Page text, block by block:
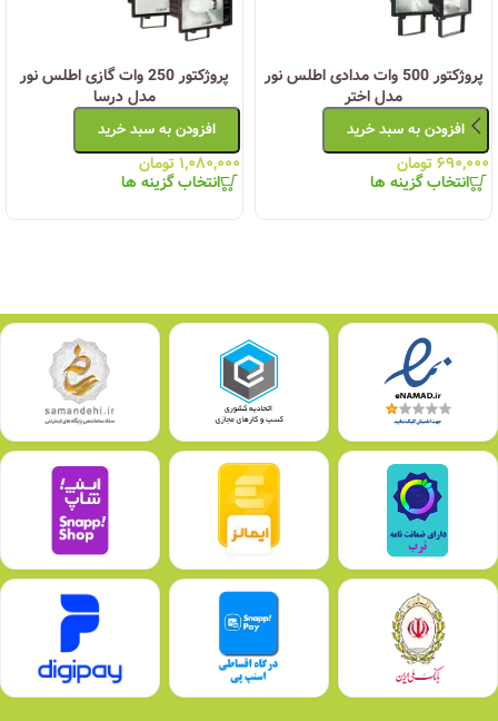
پروژکتور 500 وات مدادی اطلس نور
مدل اختر
افزودن به سبد خرید
۶۹۰,۰۰۰تومان
انتخاب گزینه ها
پروژکتور 250 وات گازی اطلس نور
مدل درسا
افزودن به سبد خرید
۱,۰۸۰,۰۰۰ تومان
انتخاب گزینه ها